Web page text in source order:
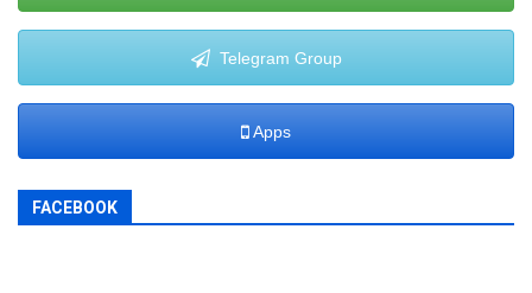
Telegram Group
Apps
FACEBOOK